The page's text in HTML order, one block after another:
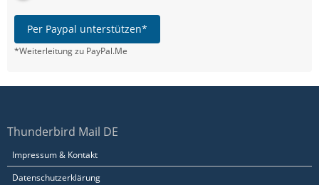
Per Paypal unterstützen*
*Weiterleitung zu PayPal.Me
Thunderbird Mail DE
Impressum & Kontakt
Datenschutzerklärung